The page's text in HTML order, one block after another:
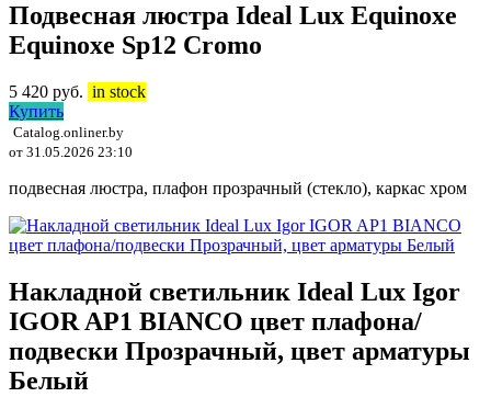
Подвесная люстра Ideal Lux Equinoxe
Equinoxe Sp12 Cromo
5 420 руб. in stock
Купить
Catalog.onliner.by
от 31.05.2026 23:10
подвесная люстра, плафон прозрачный (стекло), каркас хром
Накладной светильник Ideal Lux Igor
IGOR AP1 BIANCO цвет плафона/
подвески Прозрачный, цвет арматуры
Белый